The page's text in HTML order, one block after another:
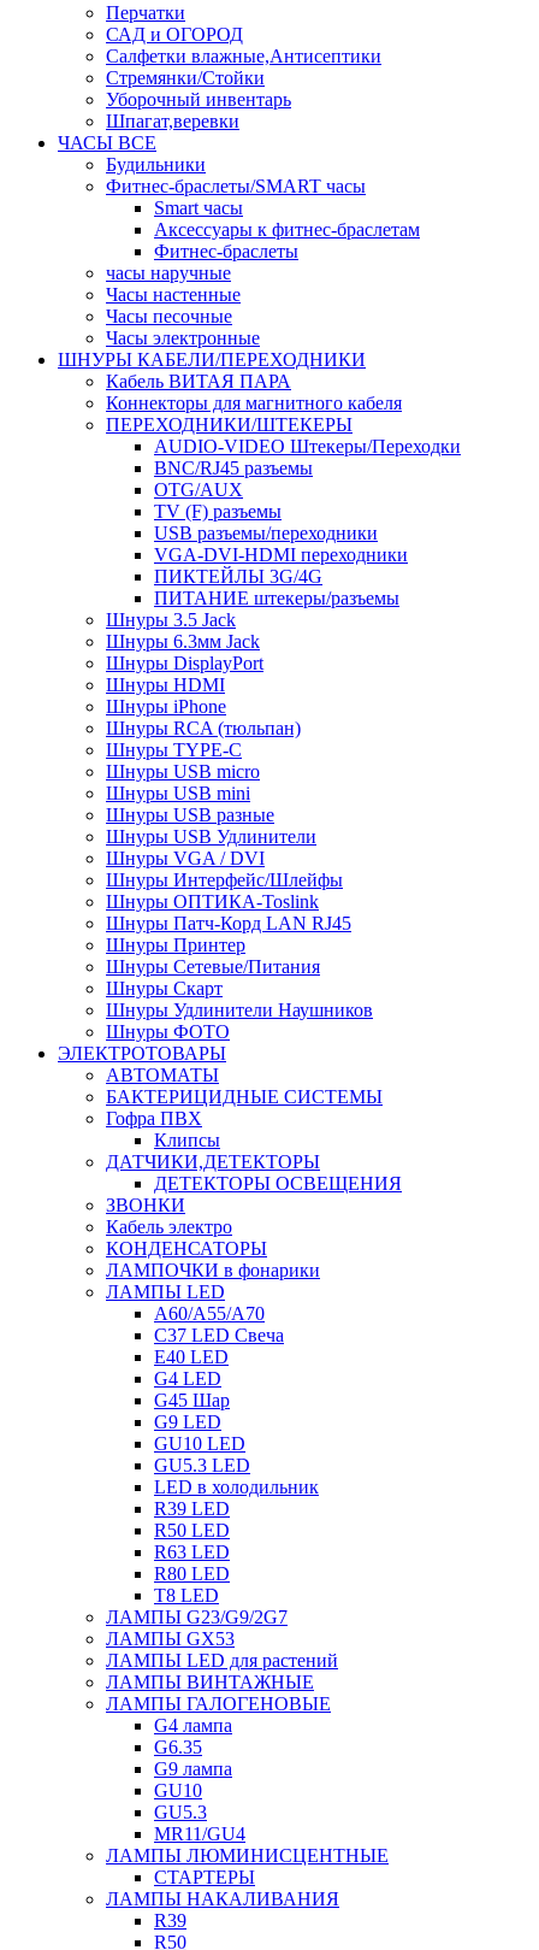
Перчатки
САД и ОГОРОД
Салфетки влажные,Антисептики
Стремянки/Стойки
Уборочный инвентарь
Шпагат,веревки
ЧАСЫ ВСЕ
Будильники
Фитнес-браслеты/SMART часы
Smart часы
Аксессуары к фитнес-браслетам
Фитнес-браслеты
часы наручные
Часы настенные
Часы песочные
Часы электронные
ШНУРЫ КАБЕЛИ/ПЕРЕХОДНИКИ
Кабель ВИТАЯ ПАРА
Коннекторы для магнитного кабеля
ПЕРЕХОДНИКИ/ШТЕКЕРЫ
AUDIO-VIDEO Штекеры/Переходки
BNC/RJ45 разъемы
OTG/AUX
TV (F) разъемы
USB разъемы/переходники
VGA-DVI-HDMI переходники
ПИКТЕЙЛЫ 3G/4G
ПИТАНИЕ штекеры/разъемы
Шнуры 3.5 Jack
Шнуры 6.3мм Jack
Шнуры DisplayPort
Шнуры HDMI
Шнуры iPhone
Шнуры RCA (тюльпан)
Шнуры TYPE-C
Шнуры USB micro
Шнуры USB mini
Шнуры USB разные
Шнуры USB Удлинители
Шнуры VGA / DVI
Шнуры Интерфейс/Шлейфы
Шнуры ОПТИКА-Toslink
Шнуры Патч-Корд LAN RJ45
Шнуры Принтер
Шнуры Сетевые/Питания
Шнуры Скарт
Шнуры Удлинители Наушников
Шнуры ФОТО
ЭЛЕКТРОТОВАРЫ
АВТОМАТЫ
БАКТЕРИЦИДНЫЕ СИСТЕМЫ
Гофра ПВХ
Клипсы
ДАТЧИКИ,ДЕТЕКТОРЫ
ДЕТЕКТОРЫ ОСВЕЩЕНИЯ
ЗВОНКИ
Кабель электро
КОНДЕНСАТОРЫ
ЛАМПОЧКИ в фонарики
ЛАМПЫ LED
A60/A55/A70
C37 LED Свеча
E40 LED
G4 LED
G45 Шар
G9 LED
GU10 LED
GU5.3 LED
LED в холодильник
R39 LED
R50 LED
R63 LED
R80 LED
T8 LED
ЛАМПЫ G23/G9/2G7
ЛАМПЫ GX53
ЛАМПЫ LED для растений
ЛАМПЫ ВИНТАЖНЫЕ
ЛАМПЫ ГАЛОГЕНОВЫЕ
G4 лампа
G6.35
G9 лампа
GU10
GU5.3
MR11/GU4
ЛАМПЫ ЛЮМИНИСЦЕНТНЫЕ
СТАРТЕРЫ
ЛАМПЫ НАКАЛИВАНИЯ
R39
R50